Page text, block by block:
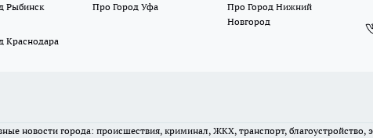
Рыбинск Про Город Уфа
Про Город Нижний
Новгород
Краснодара
новости города: происшествия, криминал, ЖКХ, транспорт,